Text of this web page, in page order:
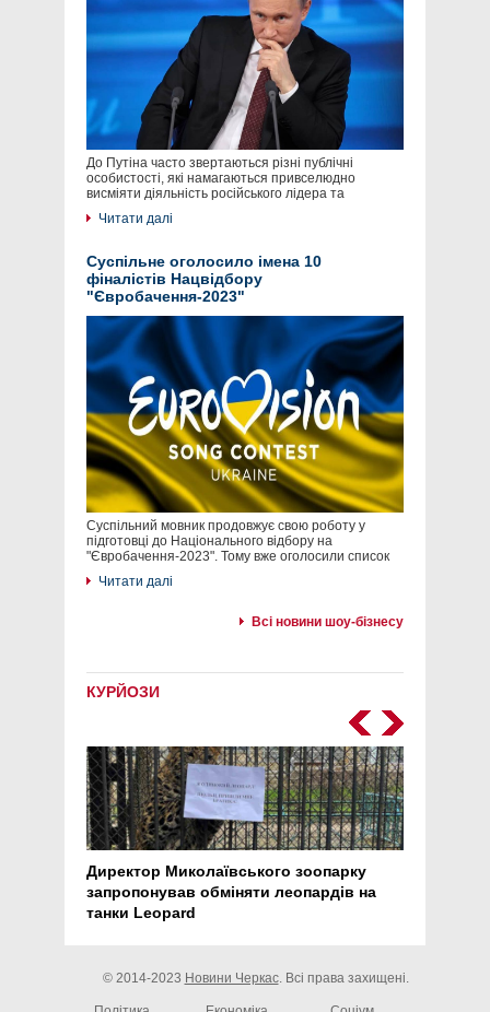
До Путіна часто звертаються різні публічні
особистості, які намагаються привселюдно
висміяти діяльність російського лідера та
Читати далі
Суспільне оголосило імена 10
фіналістів Нацвідбору
"Євробачення-2023"
Суспільний мовник продовжує свою роботу у
підготовці до Національного відбору на
"Євробачення-2023". Тому вже оголосили список
Читати далі
Всі новини шоу-бізнесу
КУРЙОЗИ
Директор Миколаївського зоопарку
запропонував обміняти леопардів на
танки Leopard
© 2014-2023 Новини Черкас. Всі права захищені.